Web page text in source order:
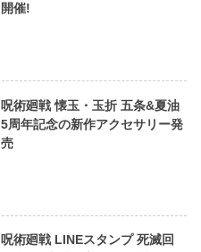
開催!
呪術廻戦 懐玉・玉折 五条&夏油
5周年記念の新作アクセサリー発
売
呪術廻戦 LINEスタンプ 死滅回